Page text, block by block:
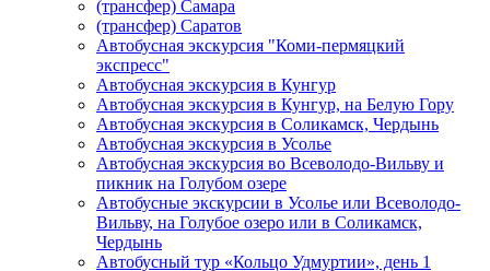
(трансфер) Самара
(трансфер) Саратов
Автобусная экскурсия "Коми-пермяцкий
экспресс"
Автобусная экскурсия в Кунгур
Автобусная экскурсия в Кунгур, на Белую Гору
Автобусная экскурсия в Соликамск, Чердынь
Автобусная экскурсия в Усолье
Автобусная экскурсия во Всеволодо-Вильву и
пикник на Голубом озере
Автобусные экскурсии в Усолье или Всеволодо-
Вильву, на Голубое озеро или в Соликамск,
Чердынь
Автобусный тур «Кольцо Удмуртии», день 1